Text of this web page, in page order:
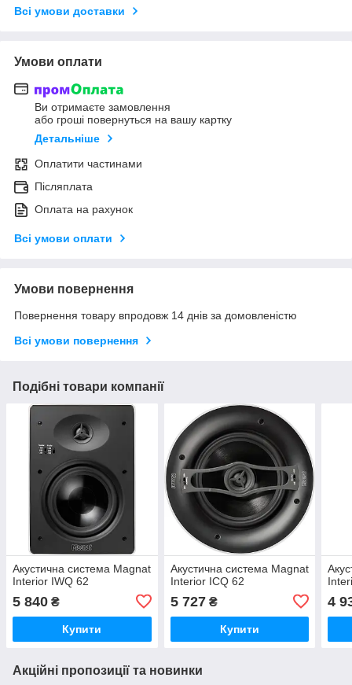
Всі умови доставки
Умови оплати
Ви отримаєте замовлення
або гроші повернуться на вашу картку
Детальніше
Оплатити частинами
Післяплата
Оплата на рахунок
Всі умови оплати
Умови повернення
Повернення товару впродовж 14 днів за домовленістю
Всі умови повернення
Подібні товари компанії
Акустична система Magnat
Interior IWQ 62
5 840 ₴
Купити
Акустична система Magnat
Interior ICQ 62
5 727₴
Купити
4
Акційні пропозиції та новинки